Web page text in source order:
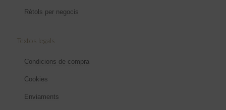
Rètols per negocis
Textos legals
Condicions de compra
Cookies
Enviaments